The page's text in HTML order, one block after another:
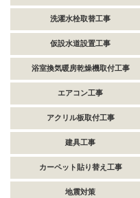
洗濯水栓取替工事
仮設水道設置工事
浴室換気暖房乾燥機取付工事
エアコン工事
アクリル板取付工事
建具工事
カーペット貼り替え工事
地震対策